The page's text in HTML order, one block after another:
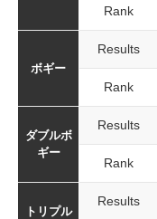
Rank
ボギー
Results
Rank
ダブルボ
ギー
Results
Rank
トリプル
Results